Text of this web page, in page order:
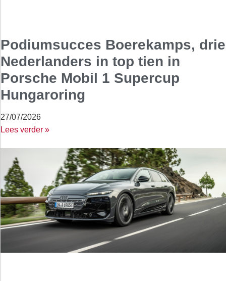
Podiumsucces Boerekamps, drie
Nederlanders in top tien in
Porsche Mobil 1 Supercup
Hungaroring
27/07/2026
Lees verder »